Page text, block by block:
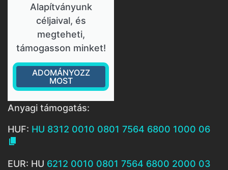
Alapítványunk
céljaival, és
megteheti,
támogasson minket!
ADOMÁNYOZZ
MOST
Anyagi támogatás:
HUF: HU 8312 0010 0801 7564 6800 1000 06

EUR: HU 6212 0010 0801 7564 6800 2000 03